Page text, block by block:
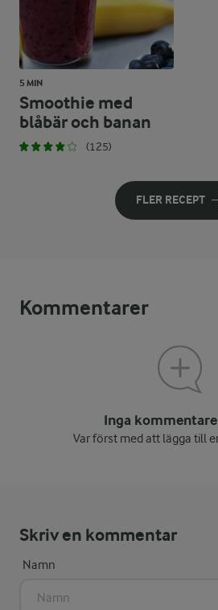
5 MIN
Smoothie med
blåbär och banan
(125)
FLER RECEPT
Kommentarer
Inga
Var först med att lägga till
Skriv en kommentar
Namn